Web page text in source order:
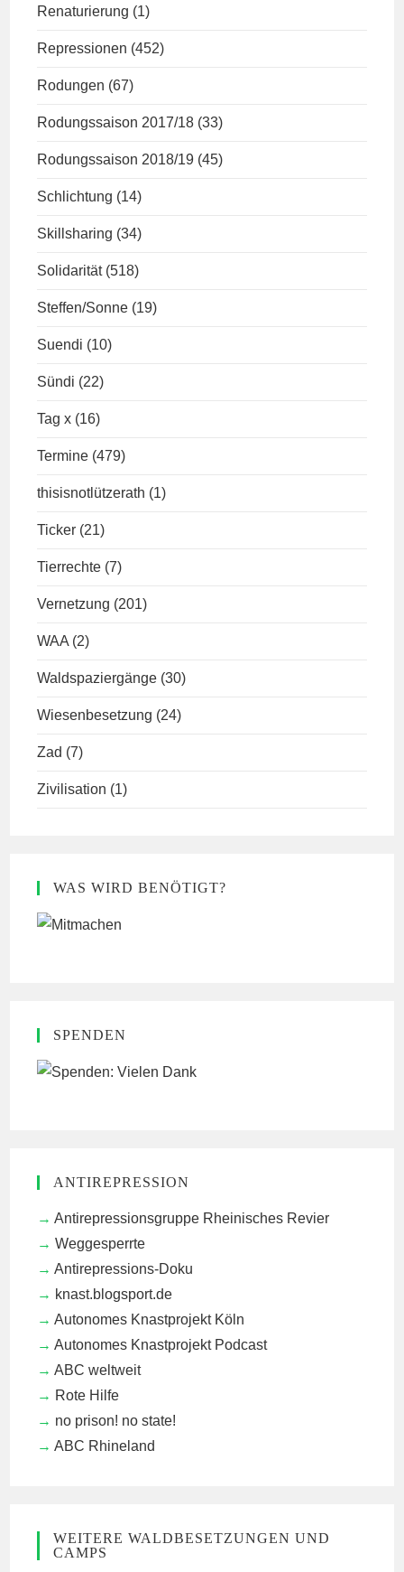
Renaturierung (1)
Repressionen (452)
Rodungen (67)
Rodungssaison 2017/18 (33)
Rodungssaison 2018/19 (45)
Schlichtung (14)
Skillsharing (34)
Solidarität (518)
Steffen/Sonne (19)
Suendi (10)
Sündi (22)
Tag x (16)
Termine (479)
thisisnotlützerath (1)
Ticker (21)
Tierrechte (7)
Vernetzung (201)
WAA (2)
Waldspaziergänge (30)
Wiesenbesetzung (24)
Zad (7)
Zivilisation (1)
WAS WIRD BENÖTIGT?
SPENDEN
ANTIREPRESSION
Antirepressionsgruppe Rheinisches Revier
Weggesperrte
Antirepressions-Doku
knast.blogsport.de
Autonomes Knastprojekt Köln
Autonomes Knastprojekt Podcast
ABC weltweit
Rote Hilfe
no prison! no state!
ABC Rhineland
WEITERE WALDBESETZUNGEN UND
CAMPS